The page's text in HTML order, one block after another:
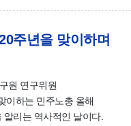
주년을 맞이하며
원 연구위원
이하는 민주노총 올해
리는 역사적인 날이다.